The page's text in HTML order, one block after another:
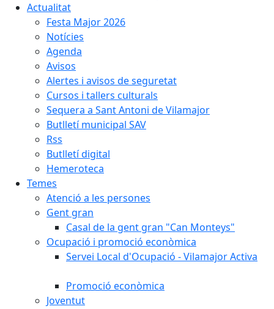
Actualitat
Festa Major 2026
Notícies
Agenda
Avisos
Alertes i avisos de seguretat
Cursos i tallers culturals
Sequera a Sant Antoni de Vilamajor
Butlletí municipal SAV
Rss
Butlletí digital
Hemeroteca
Temes
Atenció a les persones
Gent gran
Casal de la gent gran "Can Monteys"
Ocupació i promoció econòmica
Servei Local d'Ocupació - Vilamajor Activa
Promoció econòmica
Joventut